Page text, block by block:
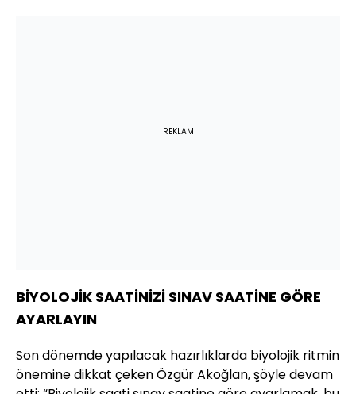
REKLAM
BİYOLOJİK SAATİNİZİ SINAV SAATİNE GÖRE
AYARLAYIN
Son dönemde yapılacak hazırlıklarda biyolojik ritmin
önemine dikkat çeken Özgür Akoğlan, şöyle devam